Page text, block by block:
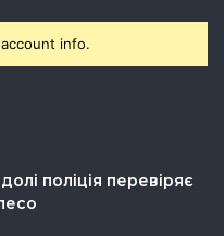
info.
поліція перевіряє